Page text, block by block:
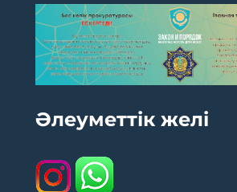
Әлеуметтік желі